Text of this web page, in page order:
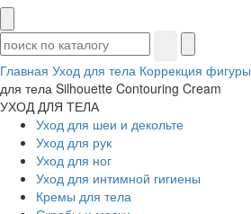
Главная Уход для тела Коррекция фигуры
для тела Silhouette Contouring Cream
УХОД ДЛЯ ТЕЛА
Уход для шеи и декольте
Уход для рук
Уход для ног
Уход для интимной гигиены
Кремы для тела